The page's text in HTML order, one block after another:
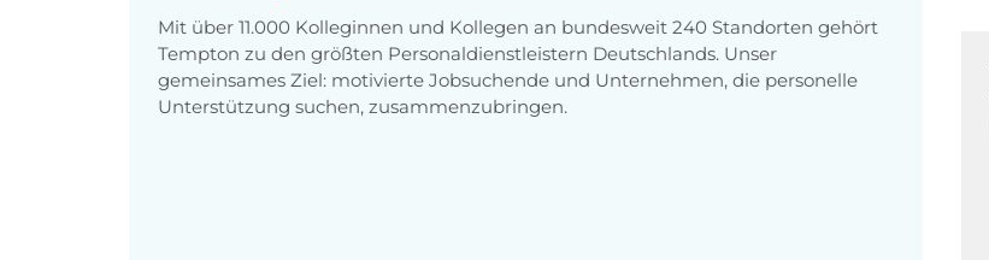
Mit über 11.000 Kolleginnen und Kollegen an bundesweit 240 Standorten gehört
Tempton zu den größten Personaldienstleistern Deutschlands. Unser
gemeinsames Ziel: motivierte Jobsuchende und Unternehmen, die personelle
Unterstützung suchen, zusammenzubringen.